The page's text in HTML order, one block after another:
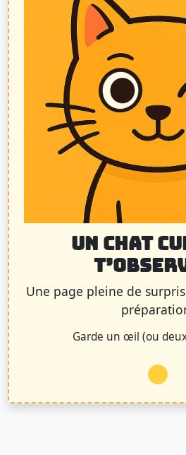
UN CHAT
Une page pleine de
Garde un œil (ou
Chargement…